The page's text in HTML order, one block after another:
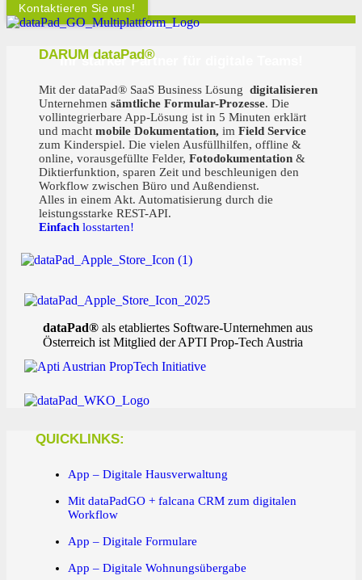
Kontaktieren Sie uns!
Ihr starker Partner für digitale Teams!
DARUM dataPad®
Mit der dataPad® SaaS Business Lösungdigitalisieren
Unternehmensämtliche Formular-Prozesse. Die
vollintegrierbare App-Lösung ist in 5 Minuten erklärt
und machtmobile Dokumentation, imField Service
zum Kinderspiel. Die vielen Ausfüllhilfen, offline &
online, vorausgefüllte Felder,Fotodokumentation &
Diktierfunktion, sparen Zeit und beschleunigen den
Workflow zwischen Büro und Außendienst.
Alles in einem Akt. Automatisierung durch die
leistungsstarke REST-API.
Einfach losstarten!
dataPad® als etabliertes Software-Unternehmen aus
Österreich ist Mitglied der APTI Prop-Tech Austria
QUICKLINKS:
App – Digitale Hausverwaltung
Mit dataPadGO + falcana CRM zum digitalen
Workflow
App – Digitale Formulare
App – Digitale Wohnungsübergabe